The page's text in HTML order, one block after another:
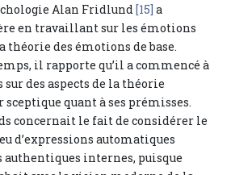
Alan Fridlund[15] a
en travaillant sur les émotions
théorie des émotions de base.
il rapporte qu’il a commencé à
sur des aspects de la théorie
quant à ses prémisses.
concernait le fait de considérer le
d’expressions automatiques
authentiques internes, puisque